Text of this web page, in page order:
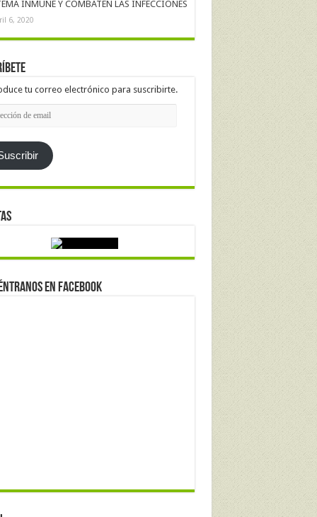
INMUNE Y COMBATEN LAS INFECCIONES
6, 2020
tu correo electrónico para suscribirte.
en Facebook